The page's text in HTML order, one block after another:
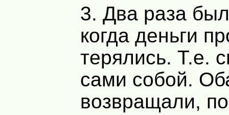
3. Два раза
когда деньги
терялись. Т.е.
сами собой.
возвращали,